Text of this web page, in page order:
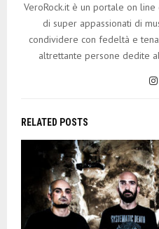
VeroRock.it è un portale on
di super appassionati di
condividere con fedeltà e
altrettante persone dedite
RELATED POSTS